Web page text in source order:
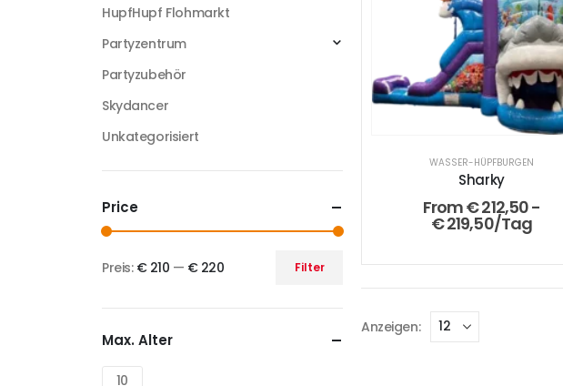
WASSER-HÜPFBURGEN
Sharky
From€212,50-
€219,50/Tag
Anzeigen:
HupfHupf Flohmarkt
Partyzentrum
Partyzubehör
Skydancer
Unkategorisiert
Price
Filter
Preis: € 210 — € 220
Max. Alter
10